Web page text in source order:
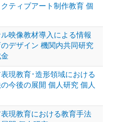
ティブアート制作教育 個
映像教材導入による情報
デザイン 機関内共同研究
表現教育･造形領域における
今後の展開 個人研究 個人
表現教育における教育手法